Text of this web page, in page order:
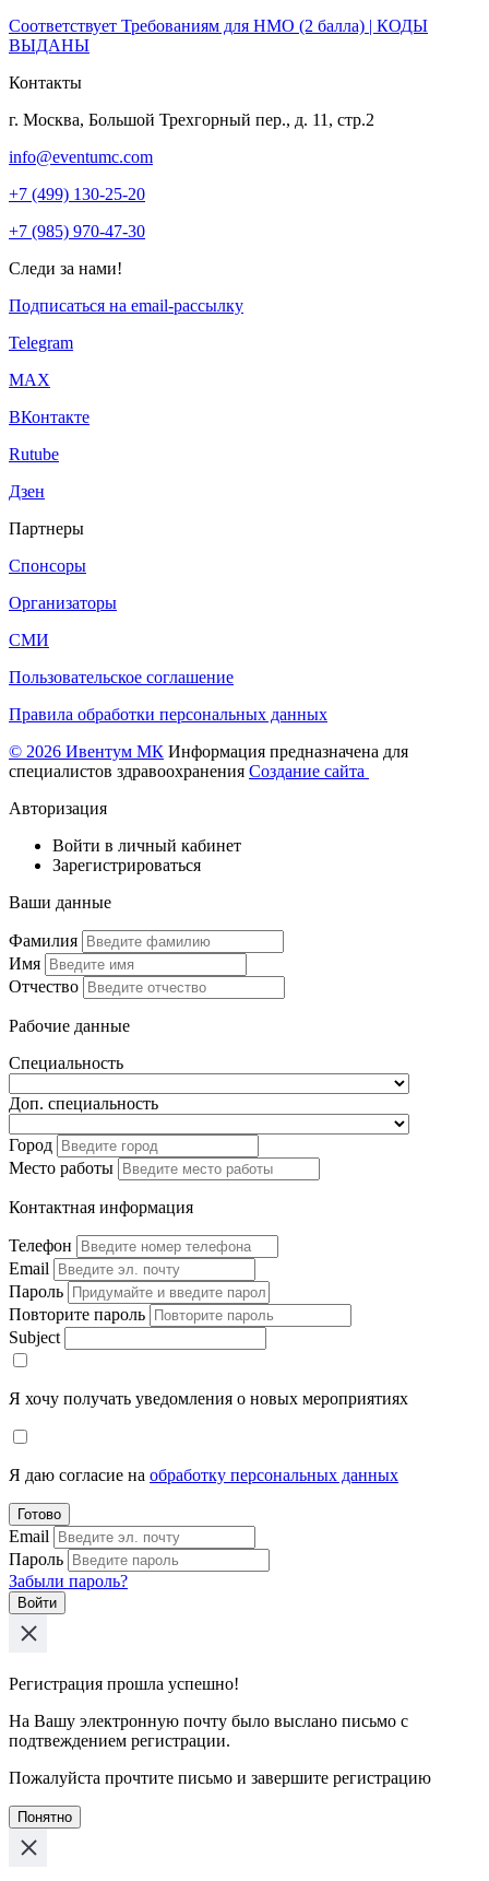
Соответствует Требованиям для НМО (2 балла) | КОДЫ
ВЫДАНЫ
Контакты
г. Москва, Большой Трехгорный пер., д. 11, стр.2
info@eventumc.com
+7 (499) 130-25-20
+7 (985) 970-47-30
Следи за нами!
Подписаться на email-рассылку
Telegram
МАХ
ВКонтакте
Rutube
Дзен
Партнеры
Спонсоры
Организаторы
СМИ
Пользовательское соглашение
Правила обработки персональных данных
© 2026 Ивентум МК Информация предназначена для
специалистов здравоохранения Создание сайта
Авторизация
Войти в личный кабинет
Зарегистрироваться
Ваши данные
Фамилия
Имя
Отчество
Рабочие данные
Специальность
Доп. специальность
Город
Место работы
Контактная информация
Телефон
Email
Пароль
Повторите пароль
Subject
Я хочу получать уведомления о новых мероприятиях
Я даю согласие на обработку персональных данных
Готово
Email
Пароль
Забыли пароль?
Войти
Регистрация прошла успешно!
На Вашу электронную почту было выслано письмо с
подтвеждением регистрации.
Пожалуйста прочтите письмо и завершите регистрацию
Понятно